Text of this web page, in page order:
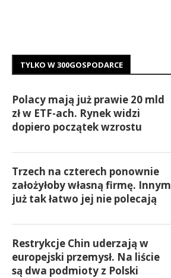
TYLKO W 300GOSPODARCE
Polacy mają już prawie 20 mld
zł w ETF-ach. Rynek widzi
dopiero początek wzrostu
Trzech na czterech ponownie
założyłoby własną firmę. Innym
już tak łatwo jej nie polecają
Restrykcje Chin uderzają w
europejski przemysł. Na liście
są dwa podmioty z Polski